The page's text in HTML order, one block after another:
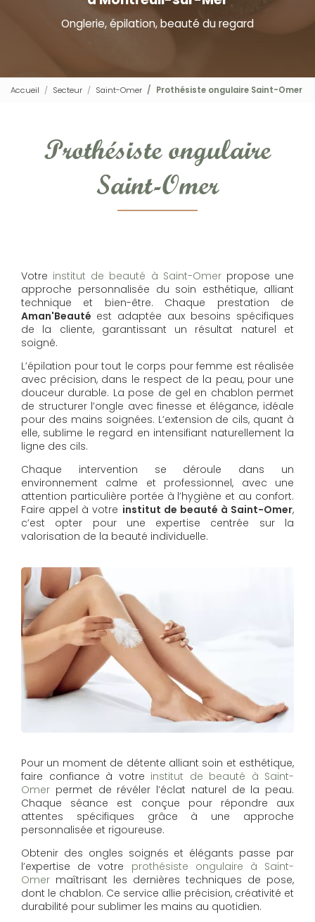
Onglerie, épilation, beauté du regard
Accueil Secteur Saint-Omer Prothésiste ongulaire Saint-Omer
Prothésiste ongulaire
Saint-Omer
Votre institut de beauté à Saint-Omer propose une
approche personnalisée du soin esthétique, alliant
technique et bien-être. Chaque prestation de
Aman'Beauté est adaptée aux besoins spécifiques
de la cliente, garantissant un résultat naturel et
soigné.
L’épilation pour tout le corps pour femme est réalisée
avec précision, dans le respect de la peau, pour une
douceur durable. La pose de gel en chablon permet
de structurer l’ongle avec finesse et élégance, idéale
pour des mains soignées. L’extension de cils, quant à
elle, sublime le regard en intensifiant naturellement la
ligne des cils.
Chaque intervention se déroule dans un
environnement calme et professionnel, avec une
attention particulière portée à l’hygiène et au confort.
Faire appel à votre institut de beauté à Saint-Omer,
c’est opter pour une expertise centrée sur la
valorisation de la beauté individuelle.
Pour un moment de détente alliant soin et esthétique,
faire confiance à votre institut de beauté à Saint-
Omer permet de révéler l’éclat naturel de la peau.
Chaque séance est conçue pour répondre aux
attentes spécifiques grâce à une approche
personnalisée et rigoureuse.
Obtenir des ongles soignés et élégants passe par
l’expertise de votre prothésiste ongulaire à Saint-
Omer maîtrisant les dernières techniques de pose,
dont le chablon. Ce service allie précision, créativité et
durabilité pour sublimer les mains au quotidien.